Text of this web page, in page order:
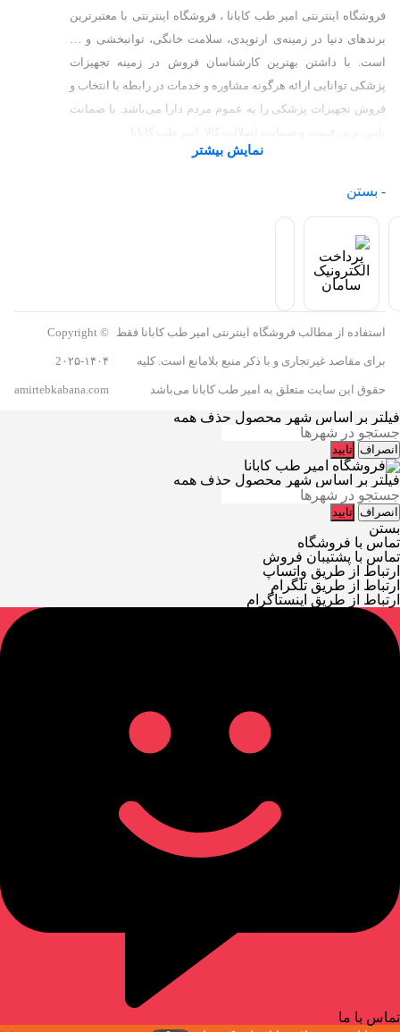
فروشگاه اینترنتی امیر طب کابانا ، فروشگاه اینترنتی با معتبرترین
برندهای دنیا در زمینه‌ی ارتوپدی، سلامت خانگی، توانبخشی و …
است. با داشتن بهترین کارشناسان فروش در زمینه تجهیزات
پزشکی توانایی ارائه هرگونه مشاوره و خدمات در رابطه با انتخاب و
فروش تجهیزات پزشکی را به عموم مردم دارا می‌‌‌‌باشد. با ضمانت
پایین ترین قیمت و ضمانت اصلالت کالا .امیر طب کابانا
نمایش بیشتر
- بستن
استفاده از مطالب فروشگاه اینترنتی امیر طب کابانا فقط
برای مقاصد غیرتجاری و با ذکر منبع بلامانع است. کلیه
حقوق این سایت متعلق به امیر طب کابانا می‌باشد
Copyright ©
2۰۲۵-۱۴۰۴
amirtebkabana.com
فیلتر بر اساس شهر محصول حذف همه
انصراف تایید
فیلتر بر اساس شهر محصول حذف همه
انصراف تایید
بستن
تماس با فروشگاه
تماس با پشتیبان فروش
ارتباط از طریق واتساپ
ارتباط از طریق تلگرام
ارتباط از طریق اینستاگرام
تماس با ما